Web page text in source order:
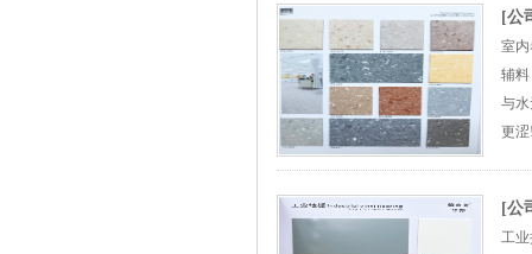
[公
室
辅
与
更
[公
工